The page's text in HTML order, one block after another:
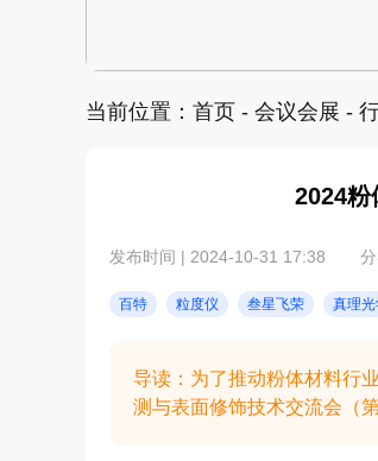
当前位置： 首页 - 会议会展 -
2024粉
发布时间 | 2024-10-31 17:38
百特 粒度仪 叁星飞荣 真理
导读：为了推动粉体材料行
测与表面修饰技术交流会（